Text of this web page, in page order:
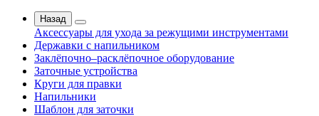
Назад
Аксессуары для ухода за режущими инструментами
Державки с напильником
Заклёпочно–расклёпочное оборудование
Заточные устройства
Круги для правки
Напильники
Шаблон для заточки